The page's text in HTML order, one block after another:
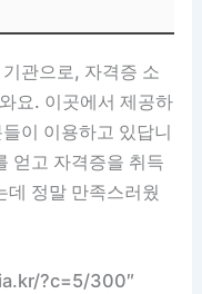
관으로, 자격증 소
요. 이곳에서 제공하
이 이용하고 있답니
얻고 자격증을 취득
데 정말 만족스러웠
?c=5/300″